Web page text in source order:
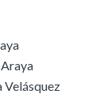
Velásquez